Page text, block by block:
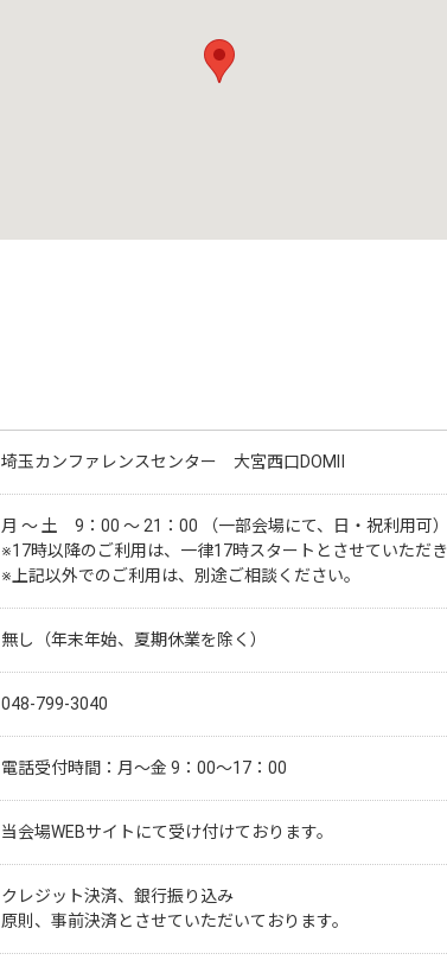
埼玉カンファレンスセンター 大宮西口DOMⅡ
月 ～ 土　9：00 ～ 21：00 （一部会場にて、日・祝利用可）
※17時以降のご利用は、一律17時スタートとさせていただき
※上記以外でのご利用は、別途ご相談ください。
無し（年末年始、夏期休業を除く）
048-799-3040
電話受付時間：月～金 9：00～17：00
当会場WEBサイトにて受け付けております。
クレジット決済、銀行振り込み
原則、事前決済とさせていただいております。